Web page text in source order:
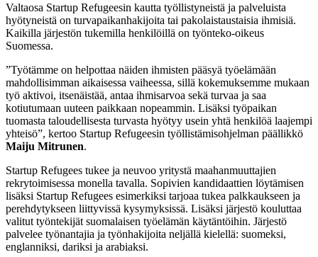
Valtaosa Startup Refugeesin kautta työllistyneistä ja palveluista
hyötyneistä on turvapaikanhakijoita tai pakolaistaustaisia ihmisiä.
Kaikilla järjestön tukemilla henkilöillä on työnteko-oikeus
Suomessa.
”Työtämme on helpottaa näiden ihmisten pääsyä työelämään
mahdollisimman aikaisessa vaiheessa, sillä kokemuksemme mukaan
työ aktivoi, itsenäistää, antaa ihmisarvoa sekä turvaa ja saa
kotiutumaan uuteen paikkaan nopeammin. Lisäksi työpaikan
tuomasta taloudellisesta turvasta hyötyy usein yhtä henkilöä laajempi
yhteisö”, kertoo Startup Refugeesin työllistämisohjelman päällikkö
Maiju Mitrunen.
Startup Refugees tukee ja neuvoo yritystä maahanmuuttajien
rekrytoimisessa monella tavalla. Sopivien kandidaattien löytämisen
lisäksi Startup Refugees esimerkiksi tarjoaa tukea palkkaukseen ja
perehdytykseen liittyvissä kysymyksissä. Lisäksi järjestö kouluttaa
valitut työntekijät suomalaisen työelämän käytäntöihin. Järjestö
palvelee työnantajia ja työnhakijoita neljällä kielellä: suomeksi,
englanniksi, dariksi ja arabiaksi.